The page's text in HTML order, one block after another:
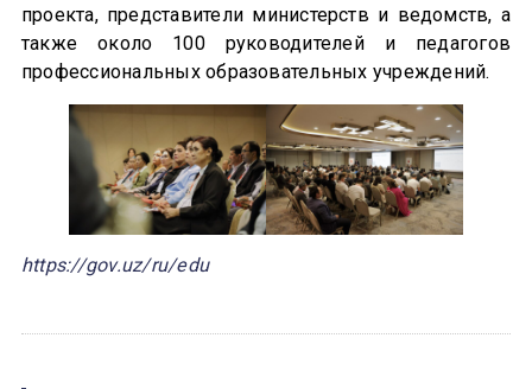
проекта, представители министерств и ведомств, а
также около 100 руководителей и педагогов
профессиональных образовательных учреждений.
https://gov.uz/ru/edu